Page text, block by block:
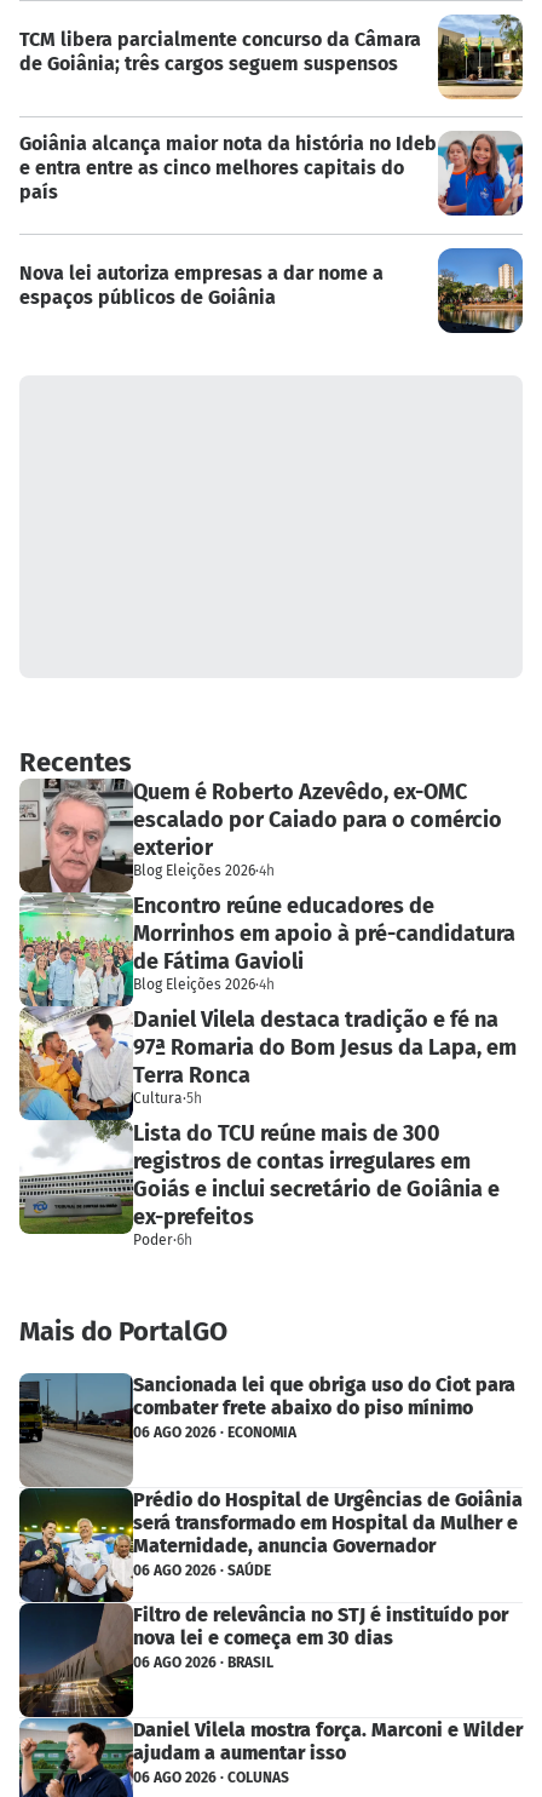
TCM libera parcialmente concurso da Câmara
de Goiânia; três cargos seguem suspensos
Goiânia alcança maior nota da história no Ideb
e entra entre as cinco melhores capitais do
país
Nova lei autoriza empresas a dar nome a
espaços públicos de Goiânia
Recentes
Quem é Roberto Azevêdo, ex-OMC
escalado por Caiado para o comércio
exterior
Blog Eleições 2026·4h
Encontro reúne educadores de
Morrinhos em apoio à pré-candidatura
de Fátima Gavioli
Blog Eleições 2026·4h
Daniel Vilela destaca tradição e fé na
97ª Romaria do Bom Jesus da Lapa, em
Terra Ronca
Cultura·5h
Lista do TCU reúne mais de 300
registros de contas irregulares em
Goiás e inclui secretário de Goiânia e
ex-prefeitos
Poder·6h
Mais do PortalGO
Sancionada lei que obriga uso do Ciot para
combater frete abaixo do piso mínimo
06 AGO 2026 · ECONOMIA
Prédio do Hospital de Urgências de Goiânia
será transformado em Hospital da Mulher e
Maternidade, anuncia Governador
06 AGO 2026 · SAÚDE
Filtro de relevância no STJ é instituído por
nova lei e começa em 30 dias
06 AGO 2026 · BRASIL
Daniel Vilela mostra força. Marconi e Wilder
ajudam a aumentar isso
06 AGO 2026 · COLUNAS